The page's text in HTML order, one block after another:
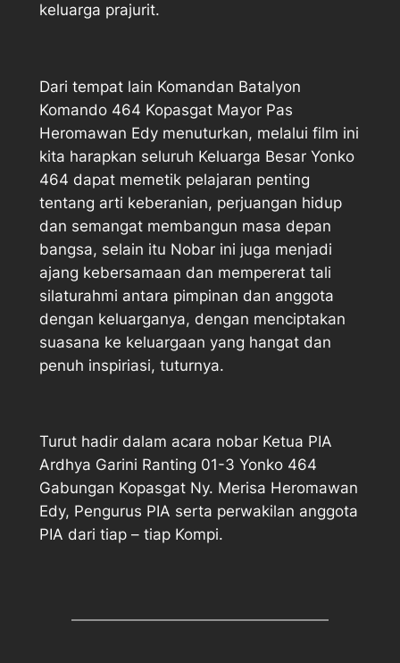
keluarga prajurit.
Dari tempat lain Komandan Batalyon
Komando 464 Kopasgat Mayor Pas
Heromawan Edy menuturkan, melalui film ini
kita harapkan seluruh Keluarga Besar Yonko
464 dapat memetik pelajaran penting
tentang arti keberanian, perjuangan hidup
dan semangat membangun masa depan
bangsa, selain itu Nobar ini juga menjadi
ajang kebersamaan dan mempererat tali
silaturahmi antara pimpinan dan anggota
dengan keluarganya, dengan menciptakan
suasana ke keluargaan yang hangat dan
penuh inspiriasi, tuturnya.
Turut hadir dalam acara nobar Ketua PIA
Ardhya Garini Ranting 01-3 Yonko 464
Gabungan Kopasgat Ny. Merisa Heromawan
Edy, Pengurus PIA serta perwakilan anggota
PIA dari tiap – tiap Kompi.